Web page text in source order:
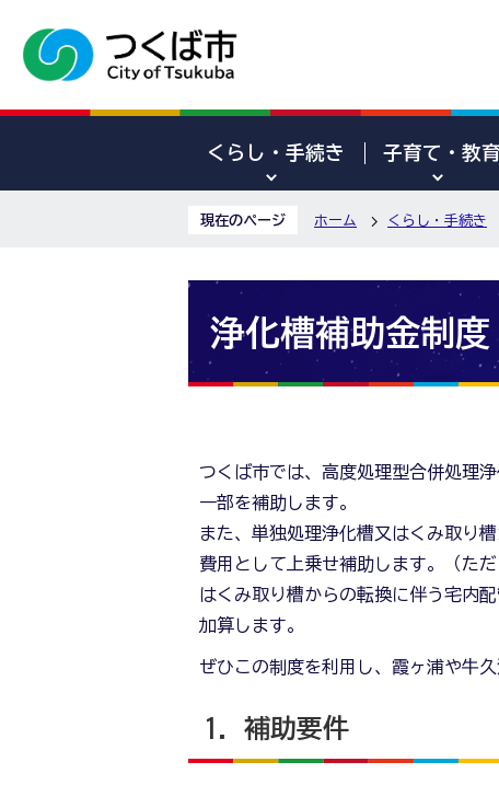
くらし・手続き 子育て・教育
現在のページ ホーム くらし・手続き
浄化槽補助金制度
つくば市では、高度処理型合併処理
一部を補助します。
また、単独処理浄化槽又はくみ取り
費用として上乗せ補助します。（た
はくみ取り槽からの転換に伴う宅内
加算します。
ぜひこの制度を利用し、霞ヶ浦や牛
1．補助要件